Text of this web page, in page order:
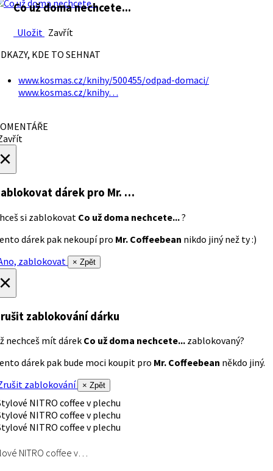
Co už doma nechcete...
Uložit Zavřít
KDE TO SEHNAT
www.kosmas.cz/knihy/500455/odpad-domaci/
www.kosmas.cz/knihy…
dárek pro Mr. …
si zablokovat Co už doma nechcete...?
dárek pak nekoupí pro Mr. Coffeebean nikdo jiný než ty :)
zablokovat
× Zpět
zablokování dárku
nechceš mít dárek Co už doma nechcete... zablokovaný?
dárek pak bude moci koupit pro Mr. Coffeebean někdo jiný.
zablokování
× Zpět
NITRO coffee v…